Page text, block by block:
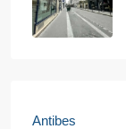
Antibes